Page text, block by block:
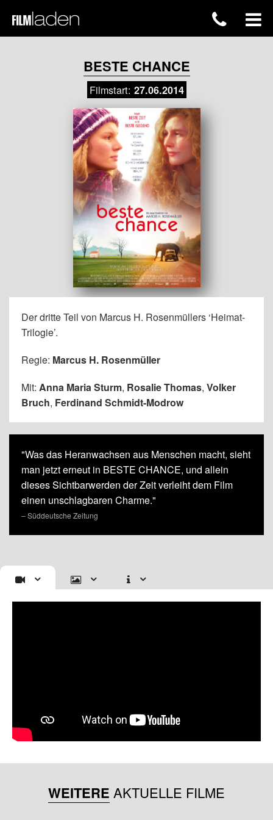
BESTE CHANCE
Filmstart: 27.06.2014
Der dritte Teil von Marcus H. Rosenmüllers ‘Heimat-
Trilogie’.
Regie: Marcus H. Rosenmüller
Mit: Anna Maria Sturm, Rosalie Thomas, Volker
Bruch, Ferdinand Schmidt-Modrow
"Was das Heranwachsen aus Menschen macht, sieht
man jetzt erneut in BESTE CHANCE, und allein
dieses Sichtbarwerden der Zeit verleiht dem Film
einen unschlagbaren Charme."
– Süddeutsche Zeitung
WEITERE AKTUELLE FILME